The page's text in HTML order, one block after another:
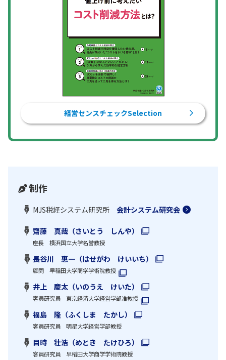
経営センスチェックSelection
制作
MJS税経システム研究所 会計システム研究会
齋藤 真哉（さいとう しんや）
座長 横浜国立大学名誉教授
長谷川 惠一（はせがわ けいいち）
顧問 早稲田大学商学学術院教授
井上 慶太（いのうえ けいた）
客員研究員 東京経済大学経営学部准教授
福島 隆（ふくしま たかし）
客員研究員 明星大学経営学部教授
目時 壮浩（めとき たけひろ）
客員研究員 早稲田大学商学学術院教授